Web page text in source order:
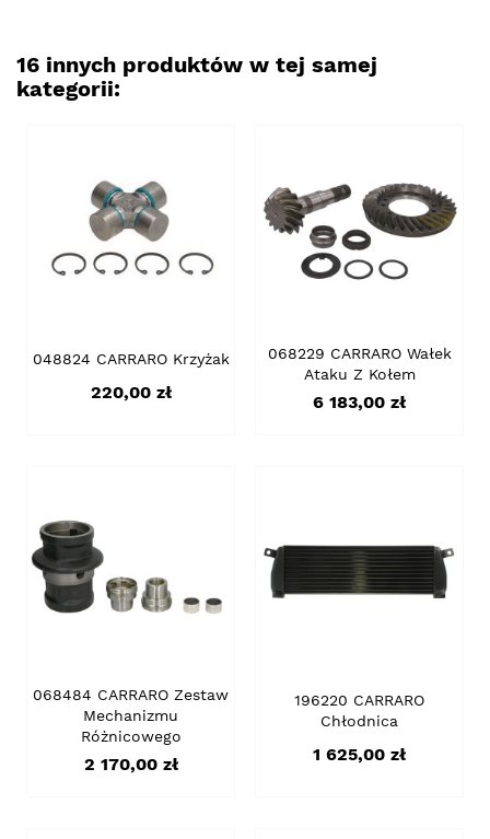
16 innych produktów w tej samej
kategorii:
048824 CARRARO Krzyżak
Cena
220,00 zł
068229 CARRARO Wałek
Ataku Z Kołem
Cena
6 183,00 zł
068484 CARRARO Zestaw
Mechanizmu
Różnicowego
Cena
2 170,00 zł
196220 CARRARO
Chłodnica
Cena
1 625,00 zł